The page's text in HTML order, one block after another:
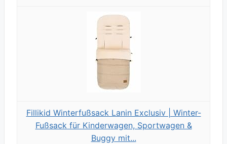
Fillikid Winterfußsack Lanin Exclusiv | Winter-
Fußsack für Kinderwagen, Sportwagen &
Buggy mit...